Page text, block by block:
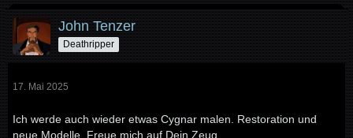
John Tenzer
Deathripper
17. Mai 2025
Ich werde auch wieder etwas Cygnar malen. Restoration und
neue Modelle. Freue mich auf Dein Zeug.